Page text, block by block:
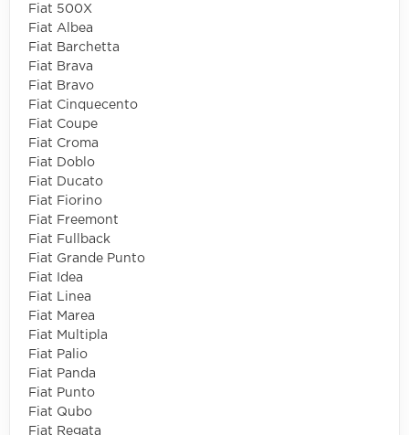
Fiat 500X
Fiat Albea
Fiat Barchetta
Fiat Brava
Fiat Bravo
Fiat Cinquecento
Fiat Coupe
Fiat Croma
Fiat Doblo
Fiat Ducato
Fiat Fiorino
Fiat Freemont
Fiat Fullback
Fiat Grande Punto
Fiat Idea
Fiat Linea
Fiat Marea
Fiat Multipla
Fiat Palio
Fiat Panda
Fiat Punto
Fiat Qubo
Fiat Regata